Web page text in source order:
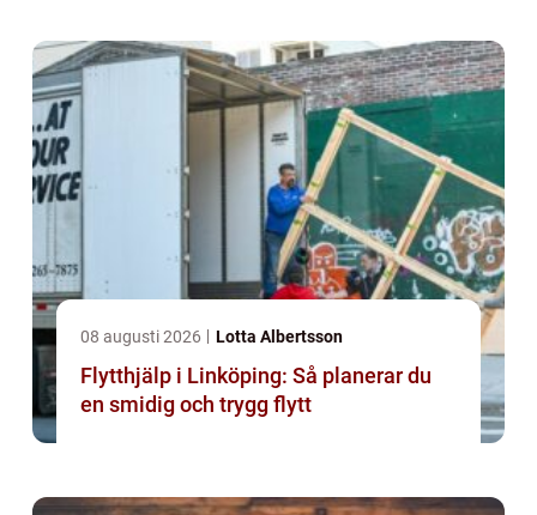
08 augusti 2026 Lotta Albertsson
Flytthjälp i Linköping: Så planerar du
en smidig och trygg flytt